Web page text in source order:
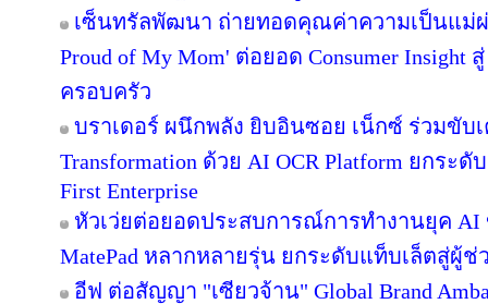
เซ็นทรัลพัฒนา ถ่ายทอดคุณค่าความเป็นแม่ผ่า
Proud of My Mom' ต่อยอด Consumer Insight
ครอบครัว
บราเดอร์ ผนึกพลัง ยิบอินซอย เน็กซ์ ร่วมขับเ
Transformation ด้วย AI OCR Platform ยกระ
First Enterprise
หัวเว่ยต่อยอดประสบการณ์การทำงานยุค AI
MatePad หลากหลายรุ่น ยกระดับแท็บเล็ตสู่ผู้
อีฟ ต่อสัญญา "เซียวจ้าน" Global Brand